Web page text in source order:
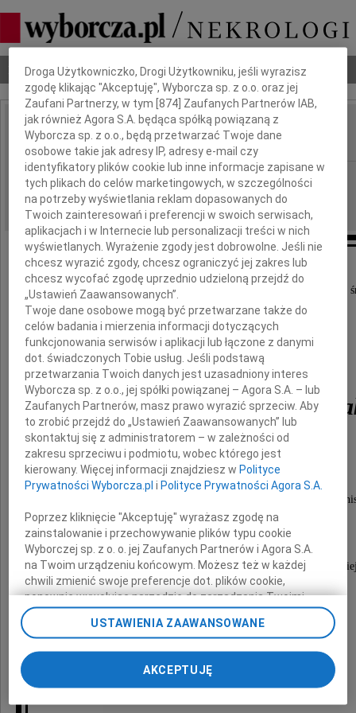
Nekrologi Odeszli Poradnik pogrzebowy
IMIĘ I NAZWISKO: Stanisław Pietrzak
REGION: Szczecin
DATA EMISJI: 25.06.2026
Z wielkim smutkiem i żalem przyjąłem informację o
ppor. Stanisława
ps. "Sarna"
w latach 1951-1952 żołnierza II konspiracji
więźnia politycznego okresu stalinowskiego,
wieloletniego członka koszalińskiego koła
Związku Kombatantów Rzeczypospolitej
i Byłych Więźniów Politycznych.
Rodzinie i Bliskim
Dbamy o Twoją prywatność
Droga Użytkowniczko, Drogi Użytkowniku, jeśli wyrazisz
zgodę klikając "Akceptuję", Wyborcza sp. z o.o. oraz jej
Zaufani Partnerzy, w tym [874 ] Zaufanych Partnerów IAB,
jak również Agora S.A. będąca spółką powiązaną z
Wyborcza sp. z o.o., będą przetwarzać Twoje dane
osobowe takie jak adresy IP, adresy e-mail czy
identyfikatory plików cookie lub inne informacje zapisane w
tych plikach do celów marketingowych, w szczególności
na potrzeby wyświetlania reklam dopasowanych do
Twoich zainteresowań i preferencji w swoich serwisach,
aplikacjach i w Internecie lub personalizacji treści w nich
wyświetlanych. Wyrażenie zgody jest dobrowolne. Jeśli nie
chcesz wyrazić zgody, chcesz ograniczyć jej zakres lub
chcesz wycofać zgodę uprzednio udzieloną przejdź do
„Ustawień Zaawansowanych”.
Twoje dane osobowe mogą być przetwarzane także do
celów badania i mierzenia informacji dotyczących
funkcjonowania serwisów i aplikacji lub łączone z danymi
dot. świadczonych Tobie usług. Jeśli podstawą
przetwarzania Twoich danych jest uzasadniony interes
Wyborcza sp. z o.o., jej spółki powiązanej – Agora S.A. – lub
Zaufanych Partnerów, masz prawo wyrazić sprzeciw. Aby
to zrobić przejdź do „Ustawień Zaawansowanych” lub
skontaktuj się z administratorem – w zależności od
zakresu sprzeciwu i podmiotu, wobec którego jest
kierowany. Więcej informacji znajdziesz w Polityce
Prywatności Wyborcza.pl i Polityce Prywatności Agora S.A.
Poprzez kliknięcie "Akceptuję" wyrażasz zgodę na
zainstalowanie i przechowywanie plików typu cookie
Wyborczej sp. z o. o. jej Zaufanych Partnerów i Agora S.A.
na Twoim urządzeniu końcowym. Możesz też w każdej
chwili zmienić swoje preferencje dot. plików cookie,
ponownie wywołując narzędzie do zarządzania Twoimi
preferencjami dot. przetwarzania danych poprzez
odnośnik „Ustawienia prywatności” w stopce serwisu i
Zmiana ustawień plików cookie możliwa jest także za
pomocą ustawień przeglądarki.
My, nasi Zaufani Partnerzy i Agora S.A. możemy
USTAWIENIA ZAAWANSOWANE
AKCEPTUJĘ